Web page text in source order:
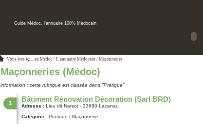
Guide Médoc, l'annuaire 100% Médocain
Vous êtes içi... en Médoc/ L'annuaire Médocain/ Maçonneries
Maçonneries (Médoc)
information : cette rubrique est classée dans "Pratique"
1 Bâtiment Rénovation Décoration (Sarl BRD)
Adresse :Lieu dit Narsot - 33680 Lacanau
Catégorie : Pratique / Maçonnerie